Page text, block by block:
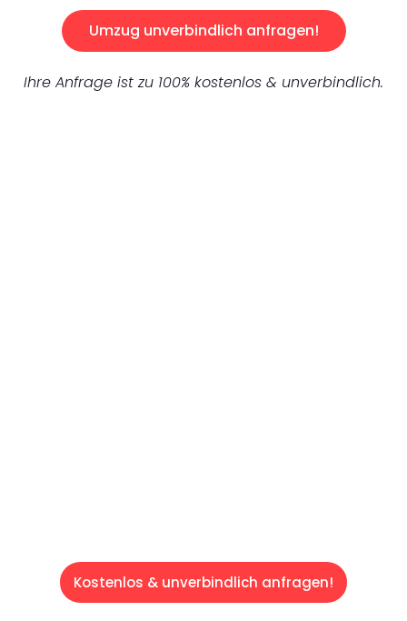
Umzug unverbindlich anfragen!
Ihre Anfrage ist zu 100% kostenlos & unverbindlich.
Kostenlos & unverbindlich anfragen!